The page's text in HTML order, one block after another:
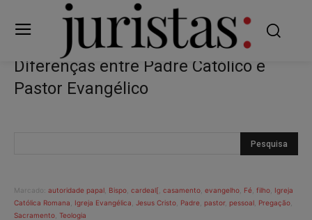
Diferenças entre Padre Católico e
Pastor Evangélico
Marcado: autoridade papal Bispo cardeal[ casamento evangelho Fé filho Igreja
Católica Romana
Igreja Evangélica Jesus Cristo Padre pastor, pessoal Pregação
Sacramento Teologia